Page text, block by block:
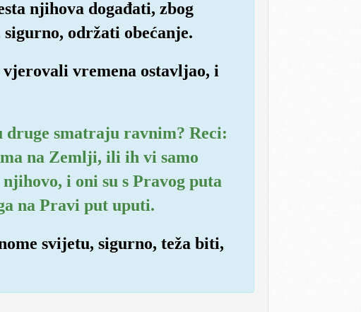
njihova događati, zbog
održati obećanje.
vremena ostavljao, i
smatraju ravnim? Reci:
na Zemlji, ili ih vi samo
i oni su s Pravog puta
na Pravi put uputi.
svijetu, sigurno, teža biti,